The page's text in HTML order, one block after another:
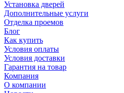
Установка дверей
Дополнительные услуги
Отделка проемов
Блог
Как купить
Условия оплаты
Условия доставки
Гарантия на товар
Компания
О компании